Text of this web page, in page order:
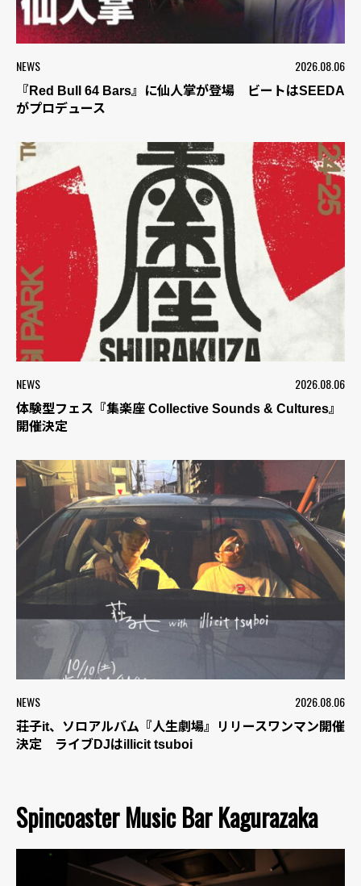
NEWS 2026.08.06
『Red Bull 64 Bars』に仙人掌が登場 ビートはSEEDA
がプロデュース
NEWS 2026.08.06
体験型フェス『集楽座 Collective Sounds & Cultures』
開催決定
NEWS 2026.08.06
荘子it、ソロアルバム『人生劇場』リリースワンマン開催
決定 ライブDJはillicit tsuboi
Spincoaster Music Bar Kagurazaka